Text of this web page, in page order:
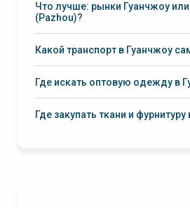
Что лучше: рынки Гуанчжоу или
(Pazhou)?
фабрики
Какой транспорт в Гуанчжоу
Где искать оптовую одежду в
Где закупать ткани и фурнитуру